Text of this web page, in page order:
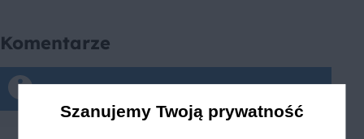
Komentarze
Szanujemy Twoją prywatność